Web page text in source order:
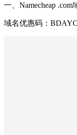
一、Namecheap
域名优惠码：